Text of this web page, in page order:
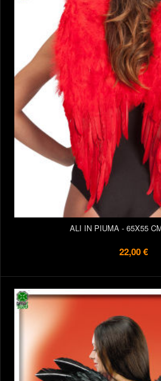
ALI IN PIUMA - 65X55
22,00 €